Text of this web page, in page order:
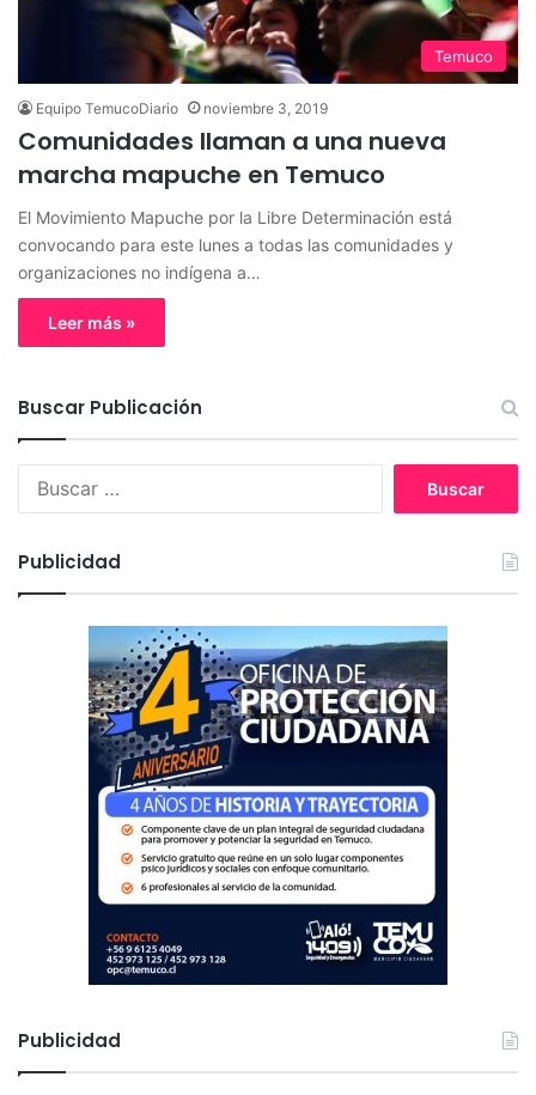
Temuco
Equipo TemucoDiario noviembre 3, 2019
Comunidades llaman a una nueva
marcha mapuche en Temuco
El Movimiento Mapuche por la Libre Determinación está
convocando para este lunes a todas las comunidades y
organizaciones no indígena a…
Leer más »
Buscar Publicación
:
Publicidad
Publicidad